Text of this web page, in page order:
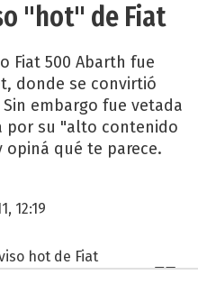
"hot" de Fiat
Fiat 500 Abarth fue
donde se convirtió
embargo fue vetada
por su "alto contenido
opiná qué te parece.
12:19